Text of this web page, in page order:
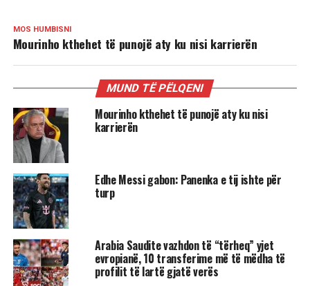
MOS HUMBISNI
Mourinho kthehet të punojë aty ku nisi karrierën
MUND TË PËLQENI
Mourinho kthehet të punojë aty ku nisi
karrierën
Edhe Messi gabon: Panenka e tij ishte për
turp
Arabia Saudite vazhdon të “tërheq” yjet
evropianë, 10 transferime më të mëdha të
profilit të lartë gjatë verës